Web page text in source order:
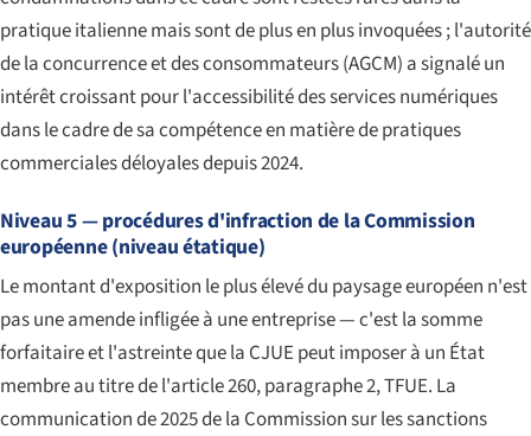
pratique italienne mais sont de plus en plus invoquées ; l'autorité
de la concurrence et des consommateurs (AGCM) a signalé un
intérêt croissant pour l'accessibilité des services numériques
dans le cadre de sa compétence en matière de pratiques
commerciales déloyales depuis 2024.
Niveau 5 — procédures d'infraction de la Commission
européenne (niveau étatique)
Le montant d'exposition le plus élevé du paysage européen n'est
pas une amende infligée à une entreprise — c'est la somme
forfaitaire et l'astreinte que la CJUE peut imposer à un État
membre au titre de l'article 260, paragraphe 2, TFUE. La
communication de 2025 de la Commission sur les sanctions